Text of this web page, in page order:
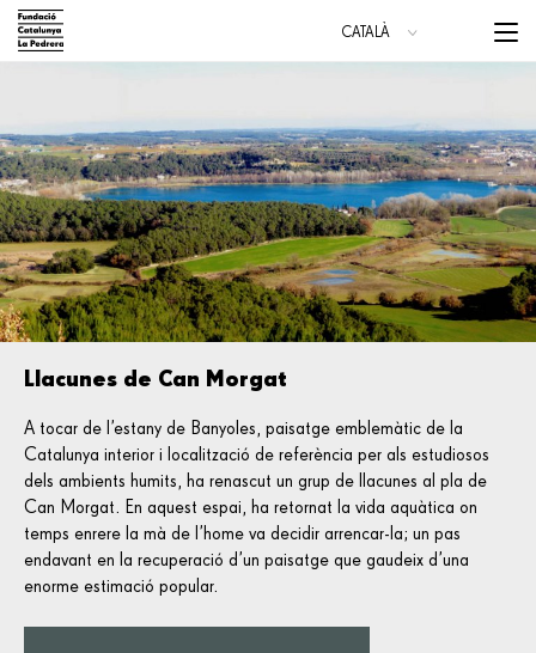
Vés
contingut
navigation
Menu
CATALÀ
ESPAÑOL
Llacunes de Can Morgat
A tocar de l’estany de Banyoles, paisatge emblemàtic de la
Catalunya interior i localització de referència per als estudiosos
dels ambients humits, ha renascut un grup de llacunes al pla de
Can Morgat. En aquest espai, ha retornat la vida aquàtica on
temps enrere la mà de l’home va decidir arrencar-la; un pas
endavant en la recuperació d’un paisatge que gaudeix d’una
enorme estimació popular.